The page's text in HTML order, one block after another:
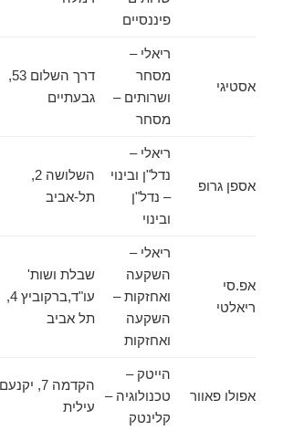
פיננסיים
אסטיגי
ריאלי –
מסחר
ושרותים –
מסחר
דרך השלום 53,
גבעתיים
אספן גרופ
ריאלי –
נדל"ן ובינוי
– נדל"ן
ובינוי
השלושה 2,
תל-אביב
אפ.סי
ריאלטי
ריאלי –
השקעה
ואחזקות –
השקעה
ואחזקות
שבלת ושות'
עו"ד,ברקוביץ 4,
תל אביב
אפולו פאוור
הייטק –
טכנולוגיה –
קלינטק
הקדמה 7, יקנעם
עילית